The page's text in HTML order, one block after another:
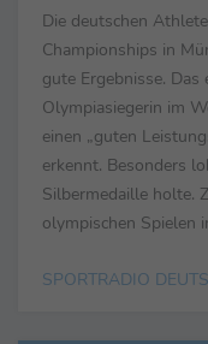
Die deutschen
Championships in
gute Ergebnisse.
Olympiasiegerin im
einen „guten
erkennt. Besonders
Silbermedaille holte.
olympischen Spielen
SPORTRADIO